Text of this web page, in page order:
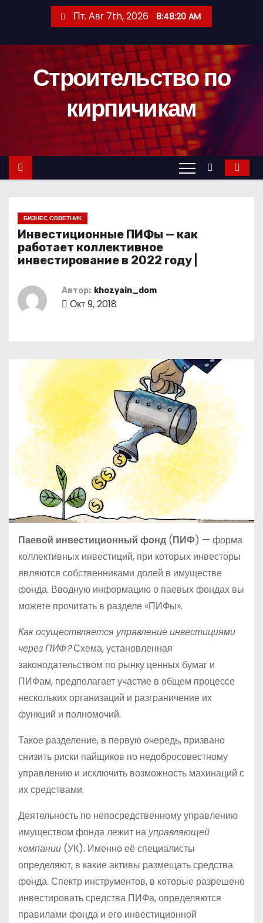
о
Пт. Авг 7th, 2026 8:48:21 AM
Строительство по
кирпичикам
БИЗНЕС СОВЕТНИК
Инвестиционные ПИФы — как
работает коллективное
инвестирование в 2022 году |
Автор: khozyain_dom
Окт 9, 2018
Паевой инвестиционный фонд (ПИФ) — форма
коллективных инвестиций, при которых инвесторы
являются собственниками долей в имуществе
фонда. Вводную информацию о паевых фондах вы
можете прочитать в разделе «ПИФы».
Как осуществляется управление инвестициями
через ПИФ?Схема, установленная
законодательством по рынку ценных бумаг и
ПИФам, предполагает участие в общем процессе
нескольких организаций и разграничение их
функций и полномочий.
Такое разделение, в первую очередь, призвано
снизить риски пайщиков по недобросовестному
управлению и исключить возможность махинаций с
их средствами.
Деятельность по непосредственному управлению
имуществом фонда лежит на управляющей
компании (УК). Именно её специалисты
определяют, в какие активы размещать средства
фонда. Спектр инструментов, в которые разрешено
инвестировать средства ПИФа, определяются
правилами фонда и его инвестиционной